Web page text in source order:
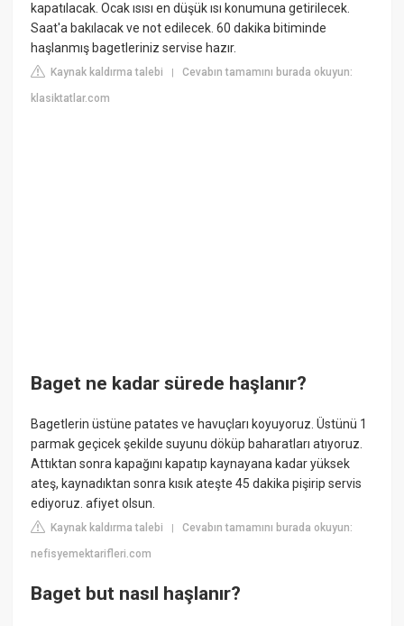
kapatılacak. Ocak ısısı en düşük ısı konumuna getirilecek.
Saat'a bakılacak ve not edilecek. 60 dakika bitiminde
haşlanmış bagetleriniz servise hazır.
Kaynak kaldırma talebi |Cevabın tamamını burada okuyun:
klasiktatlar.com
Baget ne kadar sürede haşlanır?
Bagetlerin üstüne patates ve havuçları koyuyoruz. Üstünü 1
parmak geçicek şekilde suyunu döküp baharatları atıyoruz.
Attıktan sonra kapağını kapatıp kaynayana kadar yüksek
ateş, kaynadıktan sonra kısık ateşte 45 dakika pişirip servis
ediyoruz. afiyet olsun.
Kaynak kaldırma talebi |Cevabın tamamını burada okuyun:
nefisyemektarifleri.com
Baget but nasıl haşlanır?